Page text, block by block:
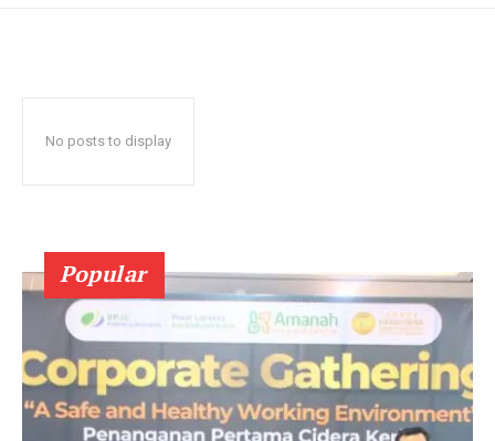
No posts to display
Popular